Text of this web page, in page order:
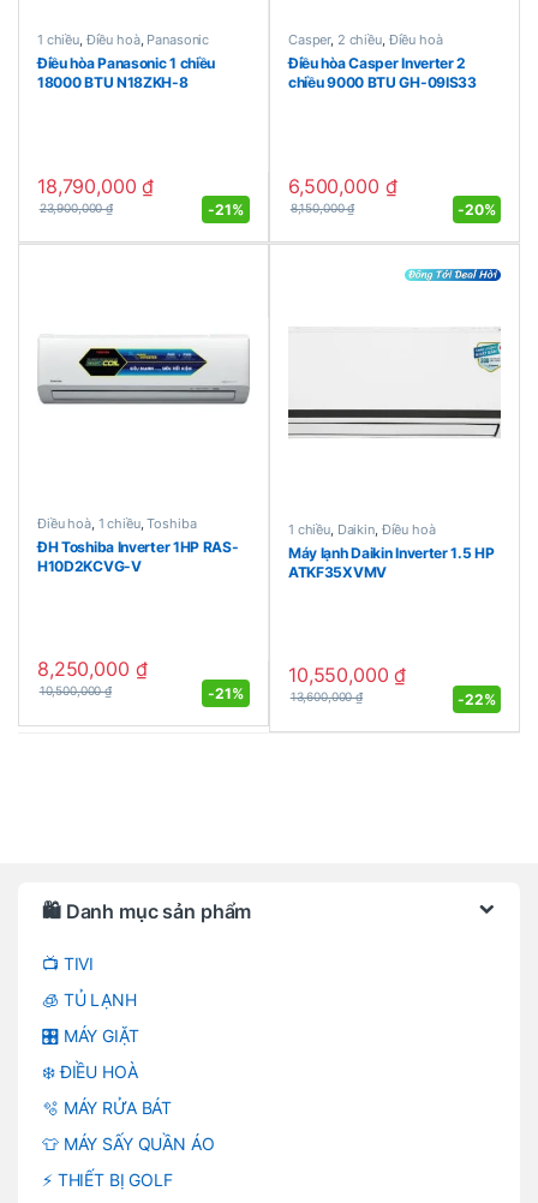
1 chiều, Điều hoà, Panasonic
Điều hòa Panasonic 1 chiều
18000 BTU N18ZKH-8
18,790,000₫
23,900,000₫ -21%
Casper, 2 chiều, Điều hoà
Điều hòa Casper Inverter 2
chiều 9000 BTU GH-09IS33
6,500,000 ₫
8,150,000₫ -20%
Điều hoà, 1 chiều,Toshiba
ĐH Toshiba Inverter 1HP RAS-
H10D2KCVG-V
8,250,000 ₫
10,500,000₫ -21%
1 chiều, Daikin, Điều hoà
Máy lạnh Daikin Inverter 1.5 HP
ATKF35XVMV
10,550,000₫
13,600,000₫ -22%
🛍️ Danh mục sản phẩm
📺 TIVI
🧊 TỦ LẠNH
🎛️ MÁY GIẶT
❄️ ĐIỀU HOÀ
🫧 MÁY RỬA BÁT
👕 MÁY SẤY QUẦN ÁO
⚡ THIẾT BỊ GOLF